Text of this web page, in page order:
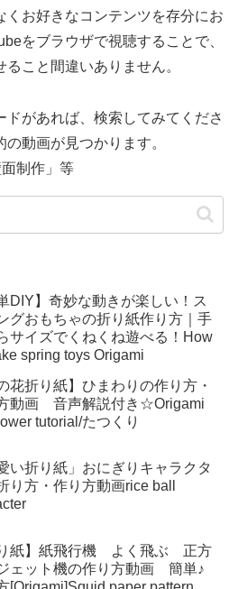
くお好きなコンテンツを存分にお
をブラウザで視聴することで、
こと間違いありません。
があれば、検索してみてくださ
的の動画が見つかります。
制作」等
DIY】奇妙な動きが楽しい！ス
グおもちゃの折り紙作り方｜手
サイズでくねくね遊べる！How
spring toys Origami
花折り紙】ひまわりの作り方・
動画 音声解説付き☆Origami
tutorial/たつくり
い折り紙」おにぎりキャラクタ
り方・作り方動画rice ball
り紙】紙飛行機 よく飛ぶ 正方
ット機の作り方動画 簡単♪